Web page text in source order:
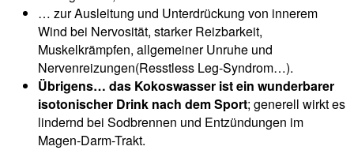
… zur Ausleitung und Unterdrückung von innerem
Wind bei Nervosität, starker Reizbarkeit,
Muskelkrämpfen, allgemeiner Unruhe und
Nervenreizungen(Resstless Leg-Syndrom…).
Übrigens… das Kokoswasser ist ein wunderbarer
isotonischer Drink nach dem Sport; generell wirkt es
lindernd bei Sodbrennen und Entzündungen im
Magen-Darm-Trakt.